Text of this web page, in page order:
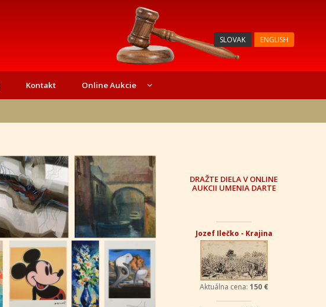
SLOVAK ENGLISH
Kontakt Online Aukcie
DRAŽTE DIELA V ONLINE
AUKCII UMENIA DARTE
Jozef Ilečko - Krajina
Aktuálna cena: 150 €